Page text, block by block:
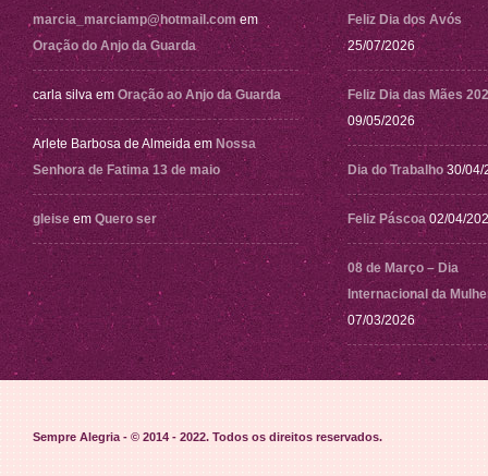
marcia_marciamp@hotmail.com em
Oração do Anjo da Guarda
carla silva em Oração ao Anjo da Guarda
Arlete Barbosa de Almeida em Nossa
Senhora de Fatima 13 de maio
gleise em Quero ser
Feliz Dia dos Avós
25/07/2026
Feliz Dia das Mães
09/05/2026
Dia do Trabalho 30/04/
Feliz Páscoa 02/04/
08 de Março – Dia
Internacional da
07/03/2026
Sempre Alegria - © 2014 - 2022. Todos os direitos reservados.